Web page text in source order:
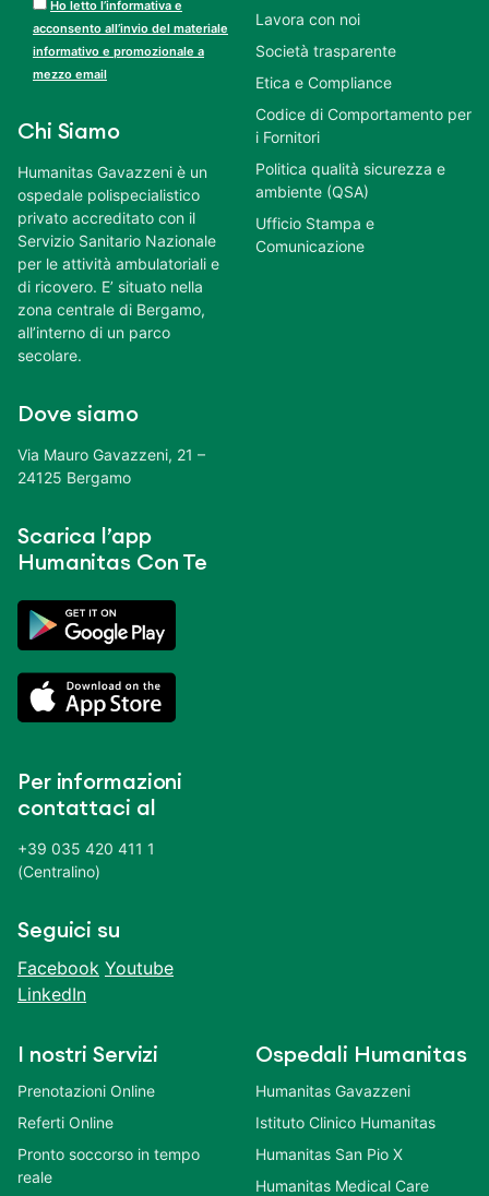
Ho letto l’informativa e
acconsento all’invio del materiale
informativo e promozionale a
mezzo email
Chi Siamo
Humanitas Gavazzeni è un
ospedale polispecialistico
privato accreditato con il
Servizio Sanitario Nazionale
per le attività ambulatoriali e
di ricovero. E’ situato nella
zona centrale di Bergamo,
all’interno di un parco
secolare.
Dove siamo
Via Mauro Gavazzeni, 21 –
24125 Bergamo
Scarica l’app
Humanitas Con Te
Per informazioni
contattaci al
+39 035 420 411 1
(Centralino)
Seguici su
Facebook Youtube
LinkedIn
Lavora con noi
Società trasparente
Etica e Compliance
Codice di Comportamento per
i Fornitori
Politica qualità sicurezza e
ambiente (QSA)
Ufficio Stampa e
Comunicazione
I nostri Servizi
Prenotazioni Online
Referti Online
Pronto soccorso in tempo
reale
Ospedali Humanitas
Humanitas Gavazzeni
Istituto Clinico Humanitas
Humanitas San Pio X
Humanitas Medical Care